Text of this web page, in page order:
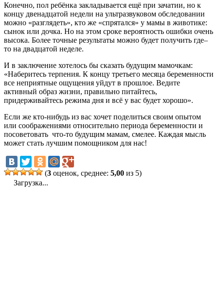
Конечно, пол ребёнка закладывается ещё при зачатии, но к
концу двенадцатой недели на ультразвуковом обследовании
можно «разглядеть», кто же «спрятался» у мамы в животике:
сынок или дочка. Но на этом сроке вероятность ошибки очень
высока. Более точные результаты можно будет получить где–
то на двадцатой неделе.
И в заключение хотелось бы сказать будущим мамочкам:
«Наберитесь терпения. К концу третьего месяца беременности
все неприятные ощущения уйдут в прошлое. Ведите
активный образ жизни, правильно питайтесь,
придерживайтесь режима дня и всё у вас будет хорошо».
Если же кто-нибудь из вас хочет поделиться своим опытом
или соображениями относительно периода беременности и
посоветовать что-то будущим мамам, смелее. Каждая мысль
может стать лучшим помощником для нас!
(3 оценок, среднее: 5,00 из 5)
Загрузка...